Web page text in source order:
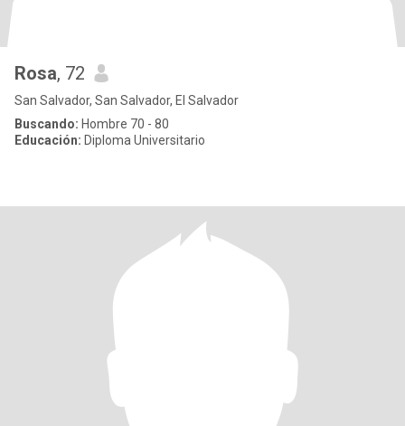
Rosa, 72
San Salvador, San Salvador, El Salvador
Buscando: Hombre 70 - 80
Educación: Diploma Universitario